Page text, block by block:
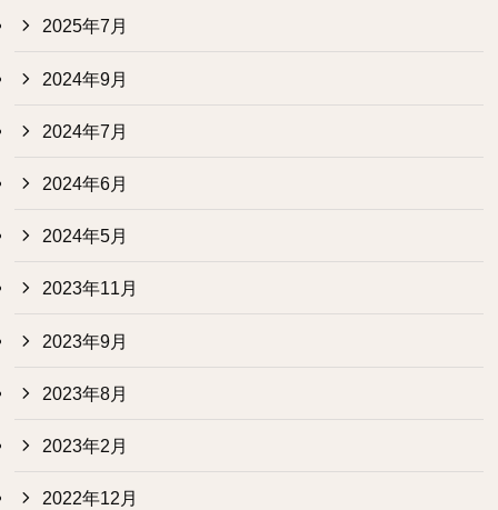
2025年7月
2024年9月
2024年7月
2024年6月
2024年5月
2023年11月
2023年9月
2023年8月
2023年2月
2022年12月